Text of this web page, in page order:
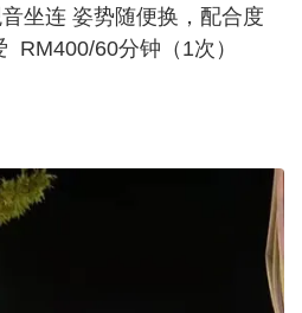
坐连 姿势随便换，配合度
RM400/60分钟（1次）